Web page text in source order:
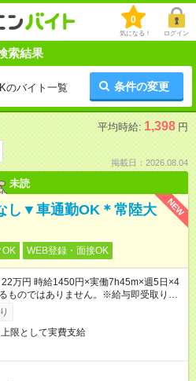
0
気になる！ ログイン
索結果
のバイト一覧 条件の変更
平均時給: 1,398 円
掲載日：2026.08.04
未読
NEW
し▼車通勤OK＊常陸大
OK WEB登録・面接OK
万円 時給1450円×実働7h45m×週5日×4
ものではありません。※給与即受取りサ
有）
限として実費支給